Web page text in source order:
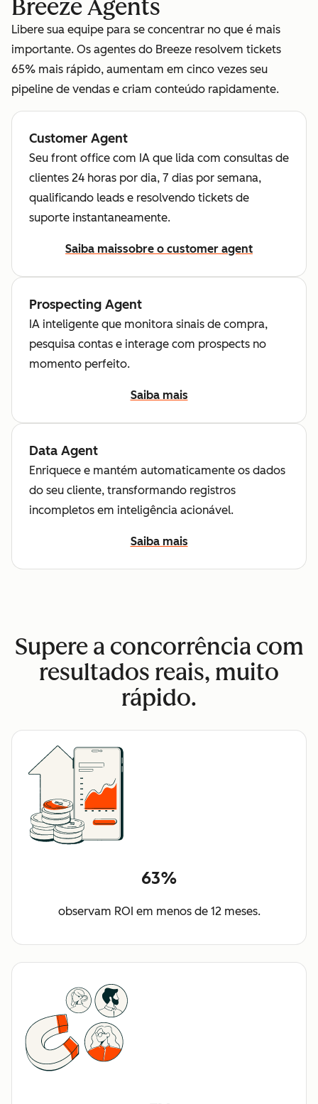
Breeze Agents
Libere sua equipe para se concentrar no que é mais
importante. Os agentes do Breeze resolvem tickets
65% mais rápido, aumentam em cinco vezes seu
pipeline de vendas e criam conteúdo rapidamente.
Customer Agent
Seu front office com IA que lida com consultas de
clientes 24 horas por dia, 7 dias por semana,
qualificando leads e resolvendo tickets de
suporte instantaneamente.
Saiba maissobre o customer agent
Prospecting Agent
IA inteligente que monitora sinais de compra,
pesquisa contas e interage com prospects no
momento perfeito.
Saiba mais
Data Agent
Enriquece e mantém automaticamente os dados
do seu cliente, transformando registros
incompletos em inteligência acionável.
Saiba mais
Supere a concorrência com
resultados reais, muito
rápido.
63%
observam ROI em menos de 12 meses.